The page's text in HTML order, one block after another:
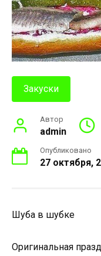
Закуски
Автор
admin
Опубликовано
27 октября,
Шуба в шубке
Оригинальная